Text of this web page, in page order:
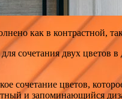
как в контрастной,
сочетания двух цветов
сочетание цветов,
и запоминающийся